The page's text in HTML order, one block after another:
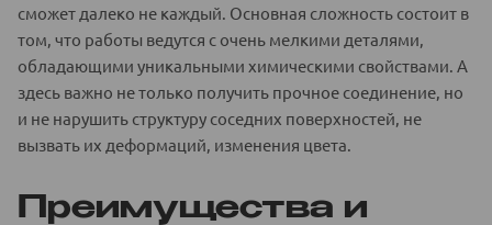
сможет далеко не каждый. Основная сложность состоит в
том, что работы ведутся с очень мелкими деталями,
обладающими уникальными химическими свойствами. А
здесь важно не только получить прочное соединение, но
и не нарушить структуру соседних поверхностей, не
вызвать их деформаций, изменения цвета.
Преимущества и